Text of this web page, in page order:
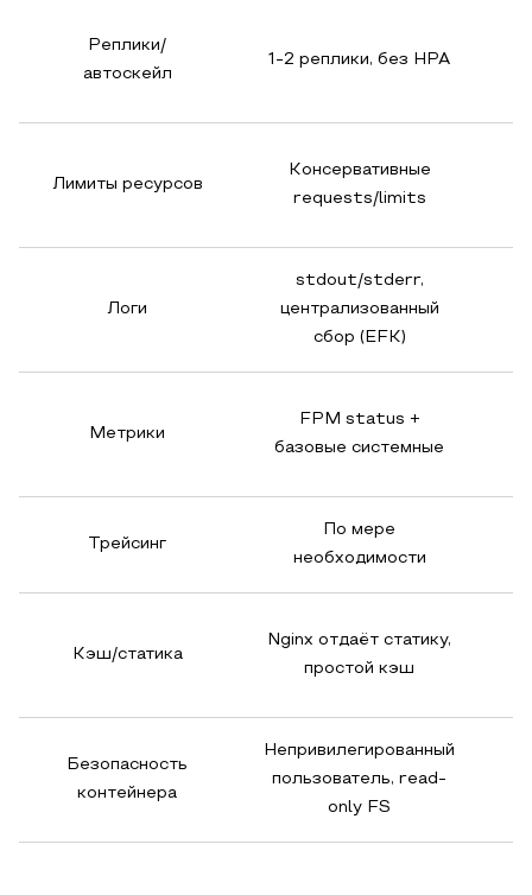
Реплики/
автоскейл
1-2 реплики, без HPA
Лимиты ресурсов
Консервативные
requests/limits
Логи
stdout/stderr,
централизованный
сбор (EFK)
Метрики
FPM status +
базовые системные
Трейсинг
По мере
необходимости
Кэш/статика
Nginx отдаёт статику,
простой кэш
Безопасность
контейнера
Непривилегированный
пользователь, read-
only FS